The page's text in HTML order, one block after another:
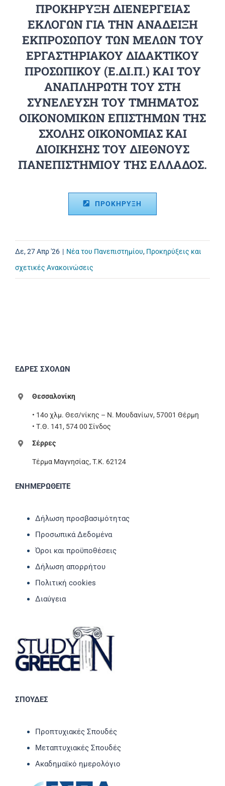
ΠΡΟΚΗΡΥΞΗ ΔΙΕΝΕΡΓΕΙΑΣ
ΕΚΛΟΓΩΝ ΓΙΑ ΤΗΝ ΑΝΑΔΕΙΞΗ
ΕΚΠΡΟΣΩΠΟΥ ΤΩΝ ΜΕΛΩΝ ΤΟΥ
ΕΡΓΑΣΤΗΡΙΑΚΟΥ ΔΙΔΑΚΤΙΚΟΥ
ΠΡΟΣΩΠΙΚΟΥ (Ε.ΔΙ.Π.) ΚΑΙ ΤΟΥ
ΑΝΑΠΛΗΡΩΤΗ ΤΟΥ ΣΤΗ
ΣΥΝΕΛΕΥΣΗ ΤΟΥ ΤΜΗΜΑΤΟΣ
ΟΙΚΟΝΟΜΙΚΩΝ ΕΠΙΣΤΗΜΩΝ ΤΗΣ
ΣΧΟΛΗΣ ΟΙΚΟΝΟΜΙΑΣ ΚΑΙ
ΔΙΟΙΚΗΣΗΣ ΤΟΥ ΔΙΕΘΝΟΥΣ
ΠΑΝΕΠΙΣΤΗΜΙΟΥ ΤΗΣ ΕΛΛΑΔΟΣ.
ΠΡΟΚΗΡΥΞΗ
Δε, 27 Απρ '26 | Νέα του Πανεπιστημίου, Προκηρύξεις και
σχετικές Ανακοινώσεις
ΕΔΡΕΣ ΣΧΟΛΩΝ
Θεσσαλονίκη
• 14ο χλμ. Θεσ/νίκης – Ν. Μουδανίων, 57001 Θέρμη
• Τ.Θ. 141, 574 00 Σίνδος
Σέρρες
Τέρμα Μαγνησίας, T.K. 62124
ΕΝΗΜΕΡΩΘΕΙΤΕ
Δήλωση προσβασιμότητας
Προσωπικά Δεδομένα
Όροι και προϋποθέσεις
Δήλωση απορρήτου
Πολιτική cookies
Διαύγεια
ΣΠΟΥΔΕΣ
Προπτυχιακές Σπουδές
Μεταπτυχιακές Σπουδές
Ακαδημαϊκό ημερολόγιο